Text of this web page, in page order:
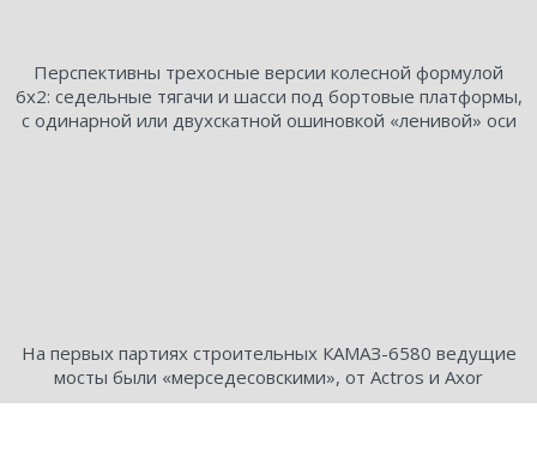
Перспективны трехосные версии колесной формулой
6х2: седельные тягачи и шасси под бортовые платформы,
с одинарной или двухскатной ошиновкой «ленивой» оси
На первых партиях строительных КАМАЗ-6580 ведущие
мосты были «мерседесовскими», от Actros и Axor